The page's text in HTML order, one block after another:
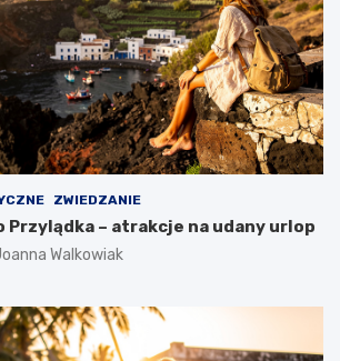
ZWIEDZANIE
Przylądka – atrakcje na udany urlop
Walkowiak